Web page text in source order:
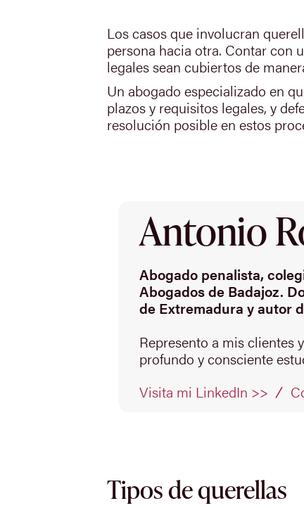
Los casos que involucran
persona hacia otra. Contar con
legales sean cubiertos de
Un abogado especializado en
plazos y requisitos legales, y
resolución posible en estos
Antonio
Abogado penalista,
Abogados de Badajoz.
de Extremadura y autor
Represento a mis clientes
profundo y consciente
Visita mi LinkedIn >>
Tipos de querellas